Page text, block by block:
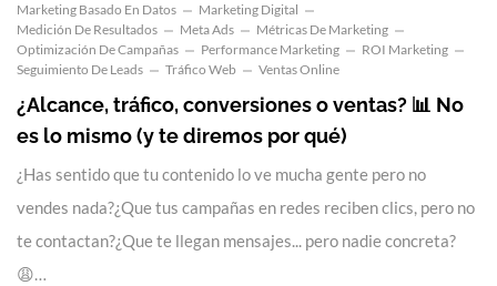
Marketing Basado En Datos
Marketing Digital
Medición De Resultados
Meta Ads
Métricas De Marketing
Optimización De Campañas
Performance Marketing
ROI Marketing
Seguimiento De Leads
Tráfico Web Ventas Online
¿Alcance, tráfico, conversiones o ventas? 📊 No
es lo mismo (y te diremos por qué)
¿Has sentido que tu contenido lo ve mucha gente pero no
vendes nada?¿Que tus campañas en redes reciben clics, pero no
te contactan?¿Que te llegan mensajes... pero nadie concreta?
😩…